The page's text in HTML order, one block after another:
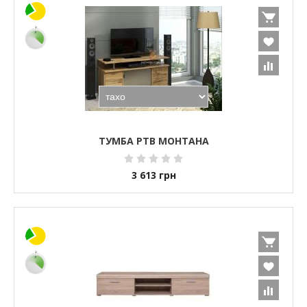
ТУМБА РТВ МОНТАНА
3 613 грн